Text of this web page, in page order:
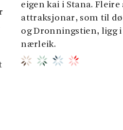
eigen kai i Stana.
attraksjonar, som til
og Dronningstien, ligg
nærleik.